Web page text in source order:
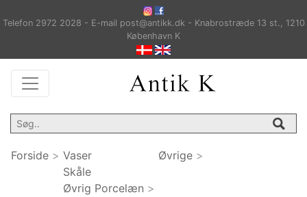
Telefon 2972 2028 - E-mail post@antikk.dk - Knabrostræde 13 st., 1210
København K
Forside > Vaser
Skåle
Øvrig Porcelæn >
Øvrige >